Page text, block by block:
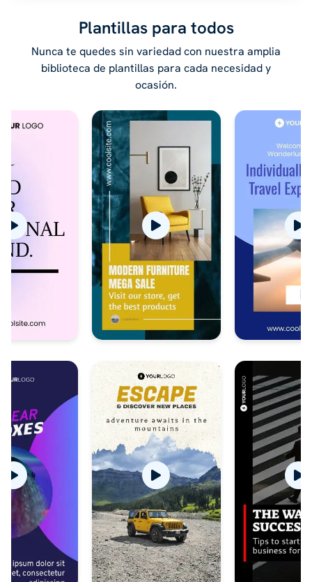
Plantillas para todos
Nunca te quedes sin variedad con nuestra amplia
biblioteca de plantillas para cada necesidad y
ocasión.